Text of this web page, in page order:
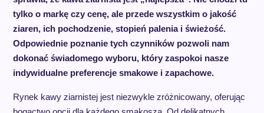
tylko o markę czy cenę, ale przede wszystkim o jakość
ziaren, ich pochodzenie, stopień palenia i świeżość.
Odpowiednie poznanie tych czynników pozwoli nam
dokonać świadomego wyboru, który zaspokoi nasze
indywidualne preferencje smakowe i zapachowe.
Rynek kawy ziarnistej jest niezwykle zróżnicowany, oferując